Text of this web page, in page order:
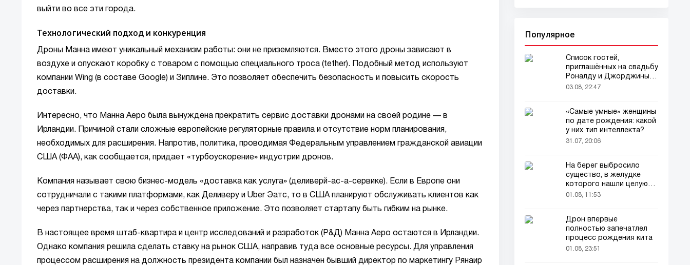
выйти во все эти города.
Технологический подход и конкуренция
Дроны Манна имеют уникальный механизм работы: они не приземляются. Вместо этого дроны зависают в
воздухе и опускают коробку с товаром с помощью специального троса (tether). Подобный метод используют
компании Wing (в составе Google) и Зиплине. Это позволяет обеспечить безопасность и повысить скорость
доставки.
Интересно, что Манна Аеро была вынуждена прекратить сервис доставки дронами на своей родине — в
Ирландии. Причиной стали сложные европейские регуляторные правила и отсутствие норм планирования,
необходимых для расширения. Напротив, политика, проводимая Федеральным управлением гражданской авиации
США (ФАА), как сообщается, придает «турбоускорение» индустрии дронов.
Компания называет свою бизнес-модель «доставка как услуга» (деливерй-ас-а-сервике). Если в Европе они
сотрудничали с такими платформами, как Деливеру и Uber Эатс, то в США планируют обслуживать клиентов как
через партнерства, так и через собственное приложение. Это позволяет стартапу быть гибким на рынке.
В настоящее время штаб-квартира и центр исследований и разработок (Р&Д) Манна Аеро остаются в Ирландии.
Однако компания решила сделать ставку на рынок США, направив туда все основные ресурсы. Для управления
процессом расширения на должность президента компании был назначен бывший директор по маркетингу Рянаир
Популярное
Список гостей,
приглашённых на свадьбу
Роналду и Джорджины,
вызвал ажиотаж
03.08, 22:47
«Самые умные» женщины
по дате рождения: какой
у них тип интеллекта?
31.07, 20:06
На берег выбросило
существо, в желудке
которого нашли целую
добычу
01.08, 11:53
Дрон впервые
полностью запечатлел
процесс рождения кита
01.08, 23:51